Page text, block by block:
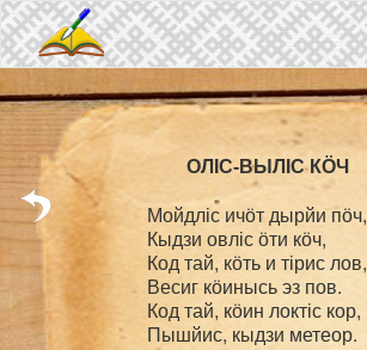
Skip to main content
Мойдліс ичӧт дырйи пӧч,
Кыдзи овліс ӧти кӧч,
Код тай, кӧть и тірис лов,
Весиг кӧинысь эз пов.
Код тай, кӧин локтіс кор,
Пышйис, кыдзи метеор.